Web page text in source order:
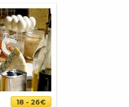
18 - 26€